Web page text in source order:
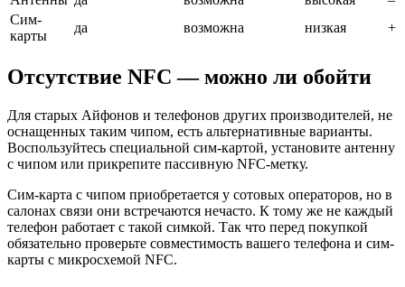
Сим-
карты
да возможна низкая +
Отсутствие NFC — можно ли обойти
Для старых Айфонов и телефонов других производителей, не
оснащенных таким чипом, есть альтернативные варианты.
Воспользуйтесь специальной сим-картой, установите антенну
с чипом или прикрепите пассивную NFC-метку.
Сим-карта с чипом приобретается у сотовых операторов, но в
салонах связи они встречаются нечасто. К тому же не каждый
телефон работает с такой симкой. Так что перед покупкой
обязательно проверьте совместимость вашего телефона и сим-
карты с микросхемой NFC.